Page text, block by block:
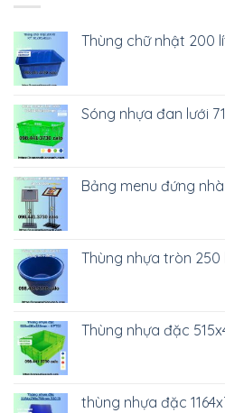
Thùng chữ nhật 200
Sóng nhựa đan lưới
Bảng menu đứng
Thùng nhựa tròn
Thùng nhựa đặc
thùng nhựa đặc